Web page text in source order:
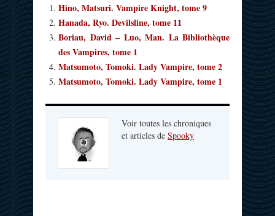
Hino, Matsuri. Vampire Knight, tome 9
Hanada, Ryo. Devilsline, tome 11
Boriau, David – Luo, Man. La Bibliothèque
des Vampires, tome 1
Matsumoto, Tomoki. Lady Vampire, tome 2
Matsumoto, Tomoki. Lady Vampire, tome 1
Voir toutes les chroniques
et articles de Spooky